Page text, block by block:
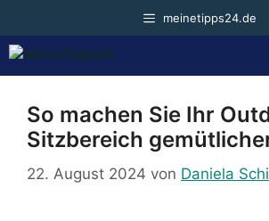
springen
meinetipps24.de
So machen Sie Ihr
Sitzbereich
22. August 2024 von Daniela